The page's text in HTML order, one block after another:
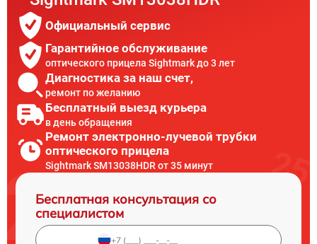
Официальный сервис
Гарантийное обслуживание
оптического прицела Sightmark до 3 лет
Диагностика за наш счет,
ремонт по желанию
Бесплатный выезд курьера
в день обращения
Ремонт электронно-лучевой трубки
оптического прицела
Sightmark SM13038HDR от 35 минут
Бесплатная консультация со
специалистом